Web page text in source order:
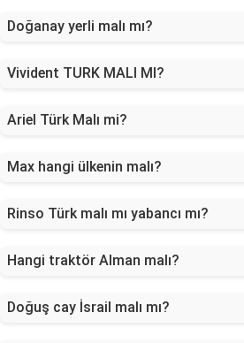
Doğanay yerli malı mı?
Vivident TURK MALI MI?
Ariel Türk Malı mi?
Max hangi ülkenin malı?
Rinso Türk malı mı yabancı mı?
Hangi traktör Alman malı?
Doğuş cay İsrail malı mı?